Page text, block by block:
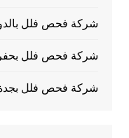
شركة فحص فلل
شركة فحص فلل بحفر
شركة فحص فلل